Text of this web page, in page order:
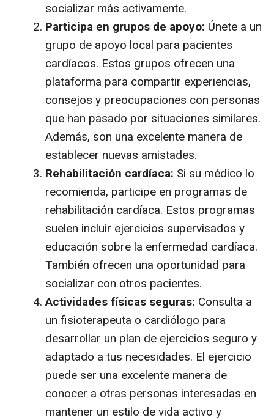
socializar más activamente.
Participa en grupos de apoyo: Únete a un
grupo de apoyo local para pacientes
cardíacos. Estos grupos ofrecen una
plataforma para compartir experiencias,
consejos y preocupaciones con personas
que han pasado por situaciones similares.
Además, son una excelente manera de
establecer nuevas amistades.
Rehabilitación cardíaca: Si su médico lo
recomienda, participe en programas de
rehabilitación cardíaca. Estos programas
suelen incluir ejercicios supervisados ​​y
educación sobre la enfermedad cardíaca.
También ofrecen una oportunidad para
socializar con otros pacientes.
Actividades físicas seguras: Consulta a
un fisioterapeuta o cardiólogo para
desarrollar un plan de ejercicios seguro y
adaptado a tus necesidades. El ejercicio
puede ser una excelente manera de
conocer a otras personas interesadas en
mantener un estilo de vida activo y